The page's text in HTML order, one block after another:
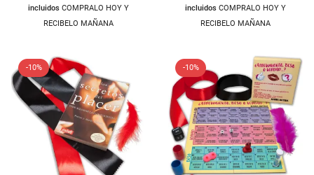
incluidos COMPRALO HOY Y
RECIBELO MAÑANA
incluidos COMPRALO HOY Y
RECIBELO MAÑANA
-10% -10%